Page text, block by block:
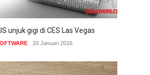
unjuk gigi di CES Las Vegas
20 Januari 2016